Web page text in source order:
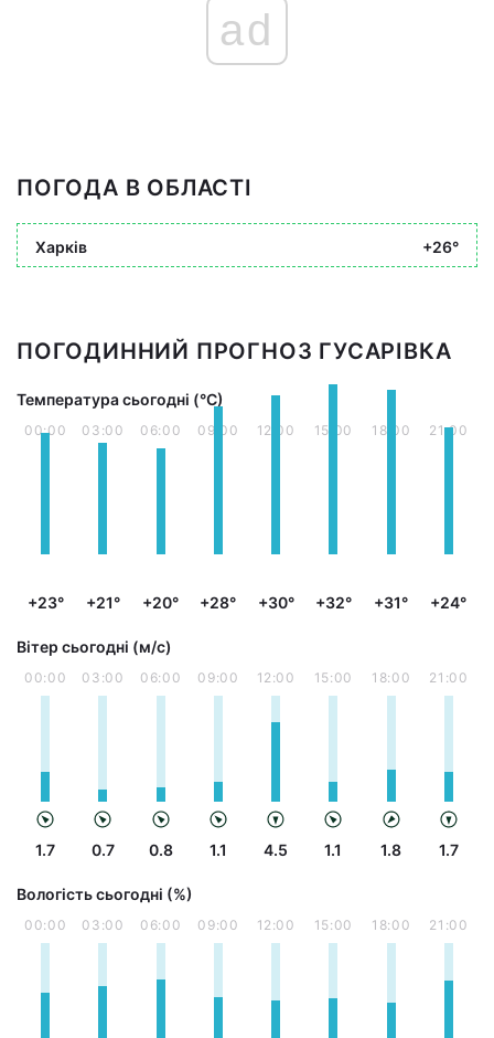
ad
ПОГОДА В ОБЛАСТІ
Харків +26°
ПОГОДИННИЙ ПРОГНОЗ ГУСАРІВКА
Температура сьогодні (°С)
00:00
+23°
03:00
+21°
06:00
+20°
09:00
+28°
12:00
+30°
15:00
+32°
18:00
+31°
21:00
+24°
Вітер сьогодні (м/с)
00:00
1.7
03:00
0.7
06:00
0.8
09:00
1.1
12:00
4.5
15:00
1.1
18:00
1.8
21:00
1.7
Вологість сьогодні (%)
00:00 03:00 06:00 09:00 12:00 15:00 18:00 21:00